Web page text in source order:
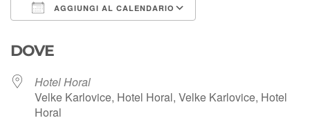
AGGIUNGI AL CALENDARIO
DOVE
Hotel Horal
Velke Karlovice, Hotel Horal, Velke Karlovice, Hotel
Horal